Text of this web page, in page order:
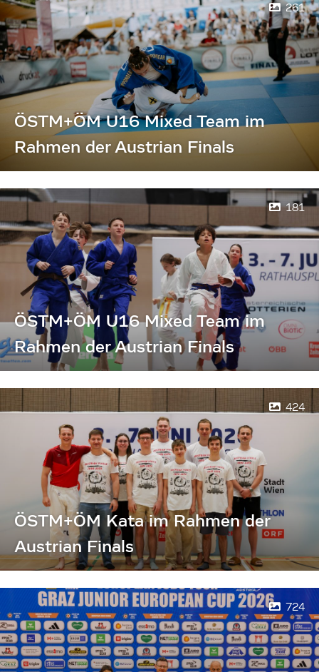
261
ÖSTM+ÖM U16 Mixed Team im
Rahmen der Austrian Finals
181
ÖSTM+ÖM U16 Mixed Team im
Rahmen der Austrian Finals
424
ÖSTM+ÖM Kata im Rahmen der
Austrian Finals
724